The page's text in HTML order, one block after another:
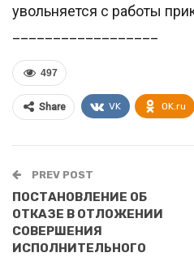
увольняется с работы
497
Share VK OK.ru
PREV POST
ПОСТАНОВЛЕНИЕ ОБ
ОТКАЗЕ В ОТЛОЖЕНИИ
СОВЕРШЕНИЯ
ИСПОЛНИТЕЛЬНОГО